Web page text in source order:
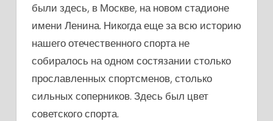
были здесь, в Москве, на новом стадионе
имени Ленина. Никогда еще за всю историю
нашего отечественного спорта не
собиралось на одном состязании столько
прославленных спортсменов, столько
сильных соперников. Здесь был цвет
советского спорта.